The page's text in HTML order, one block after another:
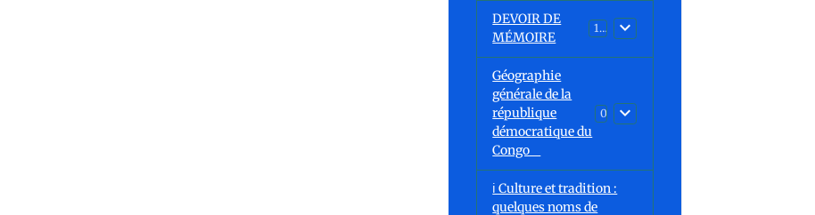
DEVOIR DE
MÉMOIRE
13
Géographie
générale de la
république
démocratique du
Congo
ℹ️ Culture et tradition :
quelques noms de